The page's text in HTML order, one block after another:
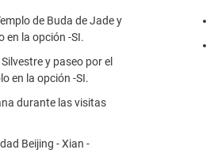
de Buda de Jade y
en la opción -SI.
y paseo por el
en la opción -SI.
durante las visitas
Beijing - Xian -